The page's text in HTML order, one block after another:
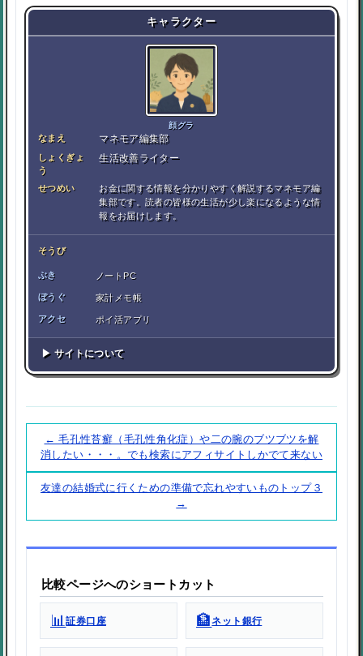
キャラクター
顔グラ
なまえ マネモア編集部
しょくぎょ
う
生活改善ライター
せつめい
お金に関する情報を分かりやすく解説するマネモア編
集部です。読者の皆様の生活が少し楽になるような情
報をお届けします。
そうび
ぶき ノートPC
ぼうぐ 家計メモ帳
アクセ ポイ活アプリ
▶ サイトについて
← 毛孔性苔癬（毛孔性角化症）や二の腕のブツブツを解
消したい・・・。でも検索にアフィサイトしかでて来ない
友達の結婚式に行くための準備で忘れやすいものトップ３
→
比較ページへのショートカット
📊証券口座 🏦ネット銀行